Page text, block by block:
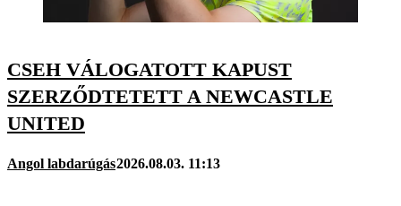
CSEH VÁLOGATOTT KAPUST
SZERZŐDTETETT A NEWCASTLE
UNITED
Angol labdarúgás2026.08.03. 11:13